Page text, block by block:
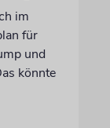
im
für
und
könnte